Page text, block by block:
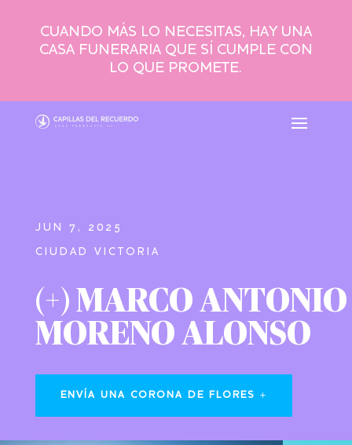
CUANDO MÁS LO NECESITAS, HAY UNA
CASA FUNERARIA QUE SÍ CUMPLE CON
LO QUE PROMETE.
JUN 7, 2025
CIUDAD VICTORIA
(+) MARCO ANTONIO
MORENO ALONSO
ENVÍA UNA CORONA DE FLORES